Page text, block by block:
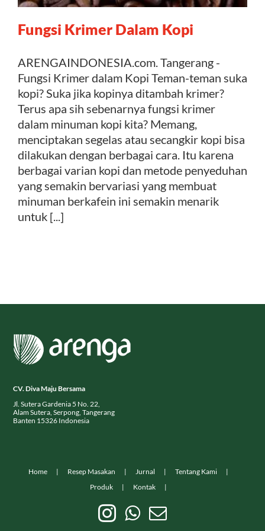
Kontak
Fungsi Krimer Dalam Kopi
ARENGAINDONESIA.com. Tangerang -
Fungsi Krimer dalam Kopi Teman-teman suka
kopi? Suka jika kopinya ditambah krimer?
Terus apa sih sebenarnya fungsi krimer
dalam minuman kopi kita? Memang,
menciptakan segelas atau secangkir kopi bisa
dilakukan dengan berbagai cara. Itu karena
berbagai varian kopi dan metode penyeduhan
yang semakin bervariasi yang membuat
minuman berkafein ini semakin menarik
untuk [...]
CV. Diva Maju Bersama
Jl. Sutera Gardenia 5 No. 22,
Alam Sutera, Serpong, Tangerang
Banten 15326 Indonesia
Home Resep Masakan Jurnal
Tentang Kami
Produk
Kontak